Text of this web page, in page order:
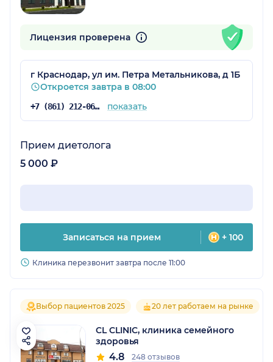
Лицензия проверена
г Краснодар, ул им. Петра Метальникова, д 1Б
Откроется завтра в 08:00
+7 (861) 212-06-24 показать
Прием диетолога
5 000 ₽
Записаться на прием + 100
Клиника перезвонит завтра после 11:00
Выбор пациентов 2025 20 лет работаем на рынке
CL CLINIC, клиника семейного
здоровья
4.8 248 отзывов